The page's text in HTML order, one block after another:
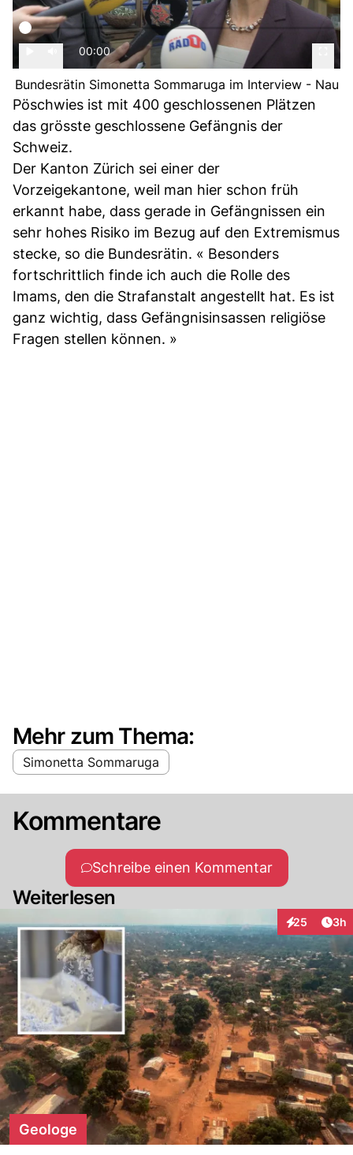
00:00
Bundesrätin Simonetta Sommaruga im Interview - Nau
Pöschwies ist mit 400 geschlossenen Plätzen
das grösste geschlossene Gefängnis der
Schweiz.
Der Kanton Zürich sei einer der
Vorzeigekantone, weil man hier schon früh
erkannt habe, dass gerade in Gefängnissen ein
sehr hohes Risiko im Bezug auf den Extremismus
stecke, so die Bundesrätin. « Besonders
fortschrittlich finde ich auch die Rolle des
Imams, den die Strafanstalt angestellt hat. Es ist
ganz wichtig, dass Gefängnisinsassen religiöse
Fragen stellen können. »
Mehr zum Thema:
Simonetta Sommaruga
Kommentare
Schreibe einen Kommentar
Weiterlesen
25
Interaktionen
3h
Geologe